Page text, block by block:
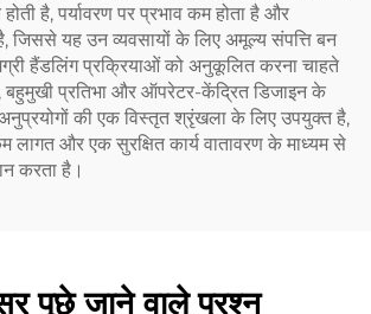
है, पर्यावरण पर प्रभाव कम होता है और
जिससे यह उन व्यवसायों के लिए अमूल्य संपत्ति बन
हैंडलिंग प्रक्रियाओं को अनुकूलित करना चाहते
बहुमुखी प्रतिभा और ऑपरेटर-केंद्रित डिजाइन के
की एक विस्तृत श्रृंखला के लिए उपयुक्त है,
लागत और एक सुरक्षित कार्य वातावरण के माध्यम से
करता है।
पूछे जाने वाले प्रश्न